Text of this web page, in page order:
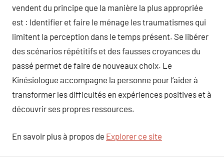
vendent du principe que la manière la plus appropriée
est : Identifier et faire le ménage les traumatismes qui
limitent la perception dans le temps présent. Se libérer
des scénarios répétitifs et des fausses croyances du
passé permet de faire de nouveaux choix. Le
Kinésiologue accompagne la personne pour l’aider à
transformer les difficultés en expériences positives et à
découvrir ses propres ressources.
En savoir plus à propos de Explorer ce site